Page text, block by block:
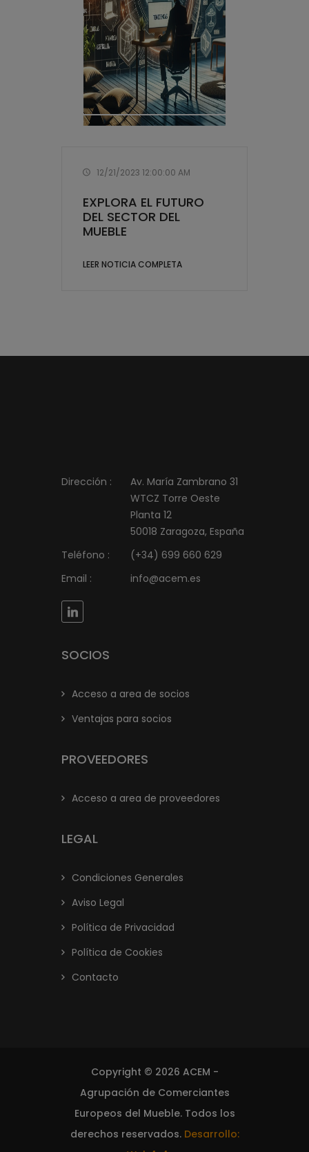
12/21/2023 12:00:00 AM
EXPLORA EL FUTURO
DEL SECTOR DEL
MUEBLE
LEER NOTICIA COMPLETA
Dirección :
Av. María Zambrano 31
WTCZ Torre Oeste
Planta 12
50018 Zaragoza, España
Teléfono :
(+34) 699 660 629
Email :
info@acem.es
SOCIOS
Acceso a area de socios
Ventajas para socios
PROVEEDORES
Acceso a area de proveedores
LEGAL
Condiciones Generales
Aviso Legal
Política de Privacidad
Política de Cookies
Contacto
Copyright © 2026 ACEM -
Agrupación de Comerciantes
Europeos del Mueble. Todos los
derechos reservados. Desarrollo: